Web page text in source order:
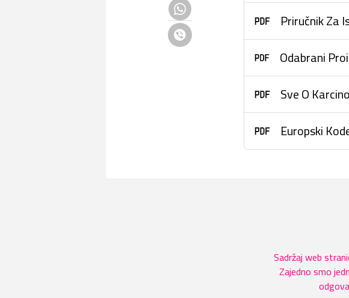
Whatsapp
Viber
Priručnik Za
Odabrani
Onkologiji
Sve O
Europski
Sadržaj web
Zajedno smo